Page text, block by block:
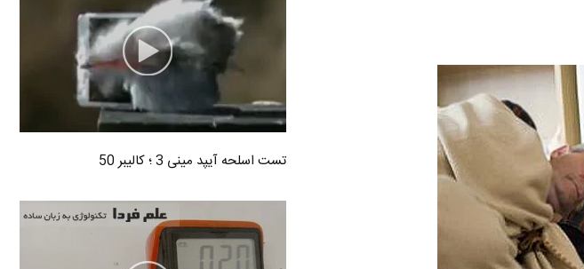
تست اسلحه آیپد مینی 3 ؛ کالیبر 50